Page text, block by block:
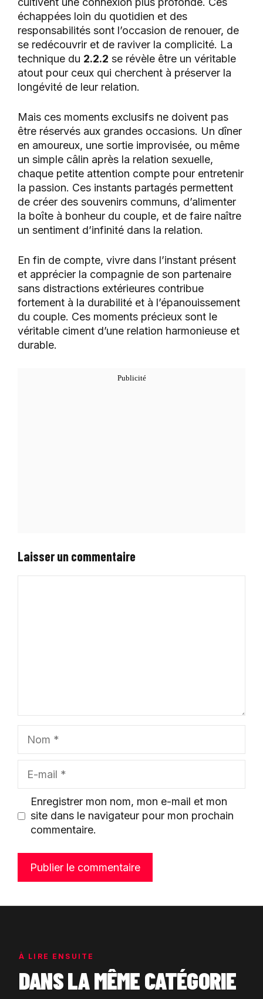
échappées loin du quotidien et des
responsabilités sont l’occasion de renouer, de
se redécouvrir et de raviver la complicité. La
technique du 2.2.2 se révèle être un véritable
atout pour ceux qui cherchent à préserver la
longévité de leur relation.
Mais ces moments exclusifs ne doivent pas
être réservés aux grandes occasions. Un dîner
en amoureux, une sortie improvisée, ou même
un simple câlin après la relation sexuelle,
chaque petite attention compte pour entretenir
la passion. Ces instants partagés permettent
de créer des souvenirs communs, d’alimenter
la boîte à bonheur du couple, et de faire naître
un sentiment d’infinité dans la relation.
En fin de compte, vivre dans l’instant présent
et apprécier la compagnie de son partenaire
sans distractions extérieures contribue
fortement à la durabilité et à l’épanouissement
du couple. Ces moments précieux sont le
véritable ciment d’une relation harmonieuse et
durable.
Laisser un commentaire
mail
Enregistrer mon nom, mon e-mail et mon
site dans le navigateur pour mon prochain
commentaire.
À LIRE ENSUITE
DANS LA MÊME CATÉGORIE